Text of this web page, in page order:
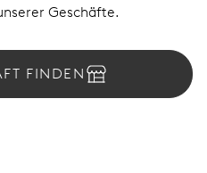
Geschäfte.
FINDEN